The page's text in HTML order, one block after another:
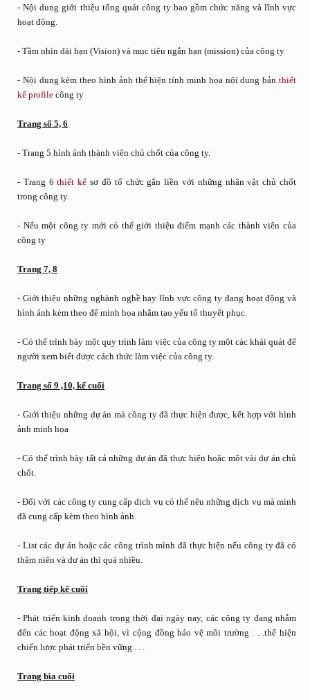
- Nội dung giới thiệu tổng quát công ty bao gồm chức năng và lĩnh vực
hoạt động.
- Tầm nhìn dài hạn (Vision) và mục tiêu ngắn hạn (mission) của công ty
- Nội dung kèm theo hình ảnh thể hiện tính minh họa nội dung bản thiết
kế profile công ty
Trang số 5, 6
- Trang 5 hình ảnh thành viên chủ chốt của công ty.
- Trang 6thiết kế sơ đồ tổ chức gắn liền với những nhân vật chủ chốt
trong công ty.
- Nếu một công ty mới có thể giới thiệu điểm mạnh các thành viên của
công ty
Trang 7, 8
- Giới thiệu những nghành nghề hay lĩnh vực công ty đang hoạt động và
hình ảnh kèm theo để minh họa nhắm tạo yếu tố thuyết phục.
- Có thể trình bày một quy trình làm việc của công ty một các khái quát để
người xem biết được cách thức làm việc của công ty.
Trang số 9 ,10, kế cuối
- Giới thiệu những dự án mà công ty đã thực hiện được, kết hợp với hình
ảnh minh họa
- Có thể trình bày tất cả những dự án đã thực hiện hoặc một vài dự án chủ
chốt.
- Đối với các công ty cung cấp dịch vụ có thể nêu những dịch vụ mà mình
đã cung cấp kèm theo hình ảnh.
- List các dự án hoặc các công trình mình đã thực hiện nếu công ty đã có
thâm niên và dự án thì quá nhiều.
Trang tiếp kế cuối
- Phát triển kinh doanh trong thời đại ngày nay, các công ty đang nhắm
đến các hoạt động xã hội, vì cộng đồng bảo vệ môi trường . . .thể hiện
chiến lược phát triển bền vững . . .
Trang bìa cuối